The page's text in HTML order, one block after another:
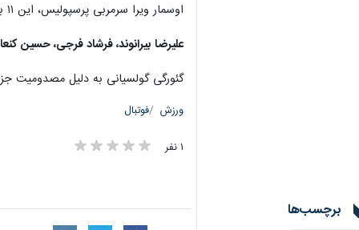
اوسمار ویرا سرمربی پرسپولیس، این ۱۱ بازیکن را در ترکیب ابتدایی این تیم برابر آبی‌پوشان خوزستانی قرار دارد:
علیرضا بیرانوند، فرشاد فرجی، حسین
گئورگی گولسیانی به دلیل مصدومیت
ورزش فوتبال
۱ نفر
برچسب‌ها